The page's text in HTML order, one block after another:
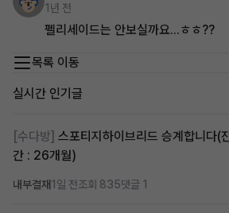
1년 전
펠리세이드는 안보실까요...ㅎㅎ??
목록 이동
실시간 인기글
[수다방] 스포티지하이브리드 승계합니다(
간 : 26개월)
내부결재1일 전조회 835댓글 1